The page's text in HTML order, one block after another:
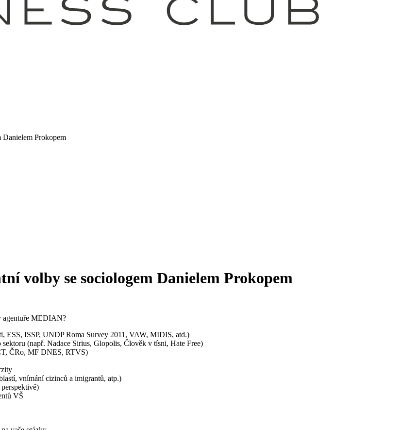
Prokopem
volby se sociologem Danielem Prokopem
agentuře MEDIAN?
ESS, ISSP, UNDP Roma Survey 2011, VAW, MIDIS, atd.)
(např. Nadace Sirius, Glopolis, Člověk v tísni, Hate Free)
ČRo, MF DNES, RTVS)
vnímání cizinců a imigrantů, atp.)
VŠ